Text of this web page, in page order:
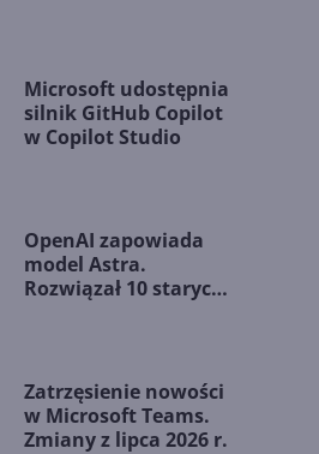
Microsoft udostępnia
silnik GitHub Copilot
w Copilot Studio
OpenAI zapowiada
model Astra.
Rozwiązał 10 starych
Zatrzęsienie nowości
w Microsoft Teams.
Zmiany z lipca 2026 r.